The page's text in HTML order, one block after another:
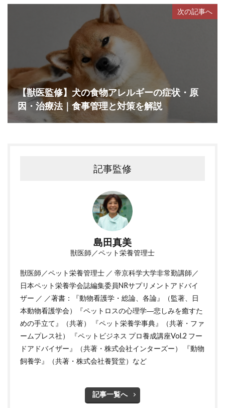
次の記事へ
【獣医監修】犬の食物アレルギーの症状・原
因・治療法｜食事管理と対策を解説
記事監修
島田真美
獣医師／ペット栄養管理士
獣医師／ペット栄養管理士 ／ 帝京科学大学非常勤講師／
日本ペット栄養学会誌編集委員NRサプリメントアドバイ
ザー ／ ／著書：『動物看護学・総論、各論』（監著、日
本動物看護学会）『ペットロスの心理学―悲しみを癒すた
めの手立て』（共著） 『ペット栄養学事典』（共著・ファ
ームプレス社） 『ペットビジネス プロ養成講座Vol.2 フー
ドアドバイザー』（共著・株式会社インターズー） 『動物
飼養学』（共著・株式会社養賢堂）など
記事一覧へ